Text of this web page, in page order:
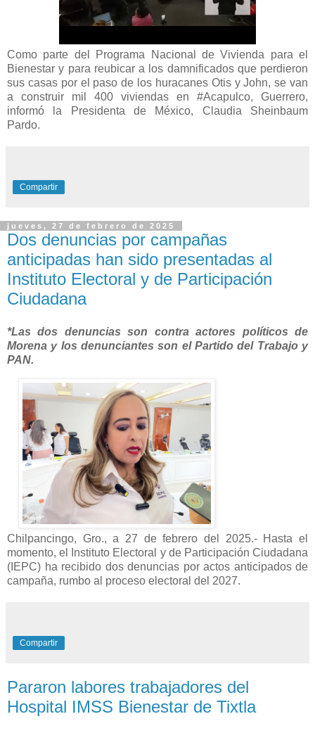
Como parte del Programa Nacional de Vivienda para el
Bienestar y para reubicar a los damnificados que perdieron
sus casas por el paso de los huracanes Otis y John, se van
a construir mil 400 viviendas en #Acapulco, Guerrero,
informó la Presidenta de México, Claudia Sheinbaum
Pardo.
Compartir
jueves, 27 de febrero de 2025
Dos denuncias por campañas
anticipadas han sido presentadas al
Instituto Electoral y de Participación
Ciudadana
*Las dos denuncias son contra actores políticos de
Morena y los denunciantes son el Partido del Trabajo y
PAN.
Chilpancingo, Gro., a 27 de febrero del 2025.- Hasta el
momento, el Instituto Electoral y de Participación Ciudadana
(IEPC) ha recibido dos denuncias por actos anticipados de
campaña, rumbo al proceso electoral del 2027.
Compartir
Pararon labores trabajadores del
Hospital IMSS Bienestar de Tixtla